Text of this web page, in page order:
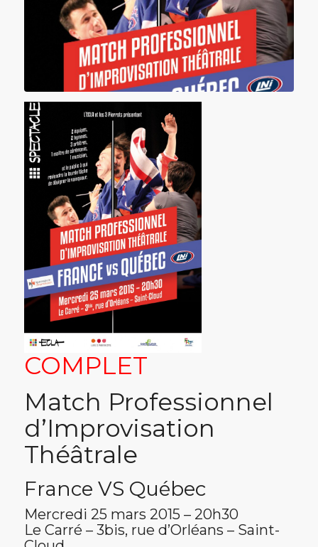
COMPLET
Match Professionnel
d’Improvisation
Théâtrale
France VS Québec
Mercredi 25 mars 2015 – 20h30
Le Carré – 3bis, rue d’Orléans – Saint-